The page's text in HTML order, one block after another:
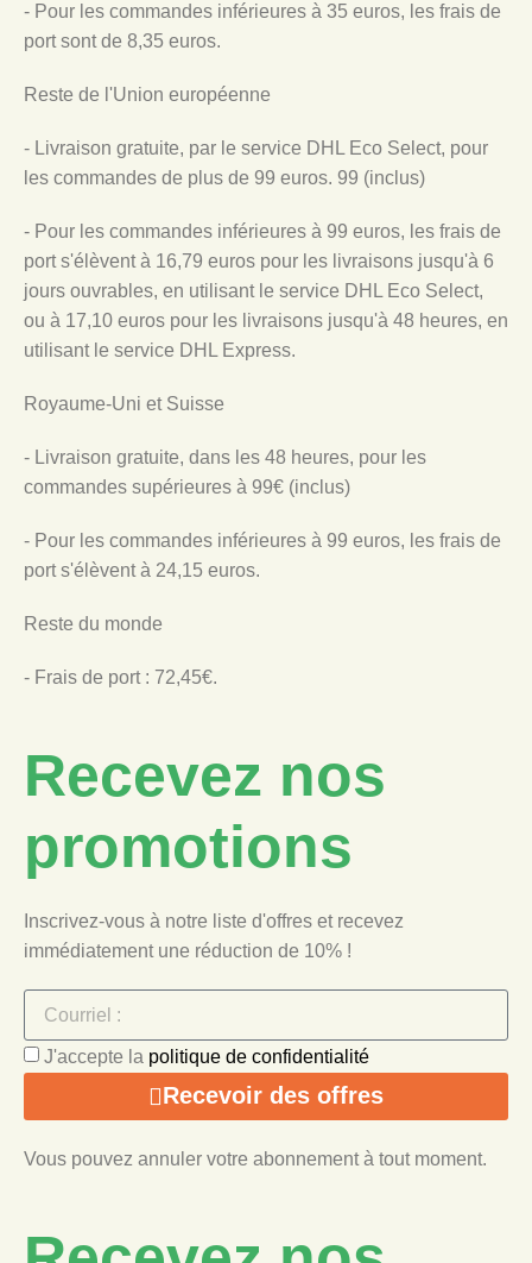
- Pour les commandes inférieures à 35 euros, les frais de
port sont de 8,35 euros.
Reste de l'Union européenne
- Livraison gratuite, par le service DHL Eco Select, pour
les commandes de plus de 99 euros. 99 (inclus)
- Pour les commandes inférieures à 99 euros, les frais de
port s'élèvent à 16,79 euros pour les livraisons jusqu'à 6
jours ouvrables, en utilisant le service DHL Eco Select,
ou à 17,10 euros pour les livraisons jusqu'à 48 heures, en
utilisant le service DHL Express.
Royaume-Uni et Suisse
- Livraison gratuite, dans les 48 heures, pour les
commandes supérieures à 99€ (inclus)
- Pour les commandes inférieures à 99 euros, les frais de
port s'élèvent à 24,15 euros.
Reste du monde
- Frais de port : 72,45€.
Recevez nos
promotions
Inscrivez-vous à notre liste d'offres et recevez
immédiatement une réduction de 10% !
J'accepte la politique de confidentialité
Recevoir des offres
Vous pouvez annuler votre abonnement à tout moment.